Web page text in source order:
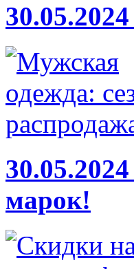
30.05.2024
30.05.2024
марок!